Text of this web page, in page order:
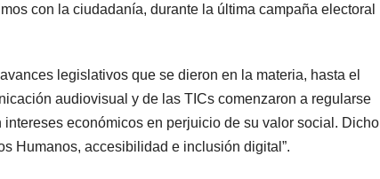
con la ciudadanía, durante la última campaña electoral
legislativos que se dieron en la materia, hasta el
audiovisual y de las TICs comenzaron a regularse
económicos en perjuicio de su valor social. Dicho
Humanos, accesibilidad e inclusión digital”.